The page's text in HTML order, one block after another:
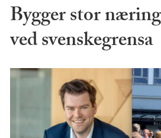
Bygger stor
ved svenskegrensa